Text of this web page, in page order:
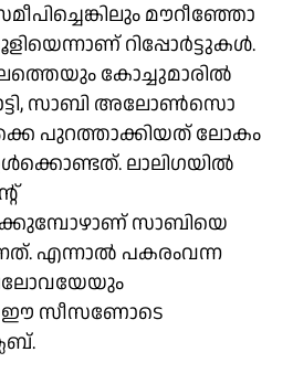
മൗറീഞ്ഞോ
റിപ്പോര്‍ട്ടുകള്‍.
കോച്ചുമാരില്‍
സാബി അലോണ്‍സൊ
പുറത്താക്കിയത് ലോകം
ലാലിഗയില്‍
സാബിയെ
എന്നാൽ പകരംവന്ന
ഈ സീസണോടെ